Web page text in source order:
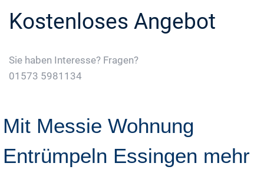
Kostenloses Angebot
Sie haben Interesse? Fragen?
01573 5981134
Mit Messie Wohnung
Entrümpeln Essingen mehr